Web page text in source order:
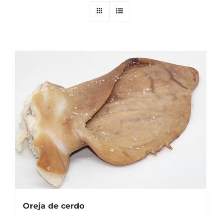
Oreja de cerdo